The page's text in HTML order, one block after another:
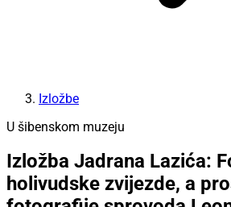
Izložbe
U šibenskom muzeju
Izložba Jadrana Lazića:
holivudske zvijezde, a